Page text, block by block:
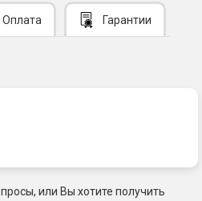
Оплата Гарантии
или Вы хотите получить